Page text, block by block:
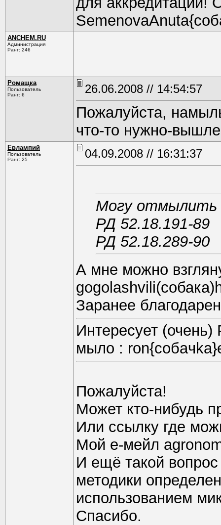
ANCHEM.RU
Администрация
Ранг: 246
Ромащка
Пользователь
Ранг: 6
26.06.2008 // 14:54:57
Пожалуйста,
что-то нужно-
Евлампий
Пользователь
Ранг: 25
04.09.2008 // 16:31:37
Могу отмылить
РД 52.18.191-89
РД 52.18.289-90
А мне можно
Заранее
Интересует
мыло :
Пожалуйста!
Может кто-нибудь
Или ссылку где
Мой е-мейл
И ещё такой
методики
использованием
Спасибо.